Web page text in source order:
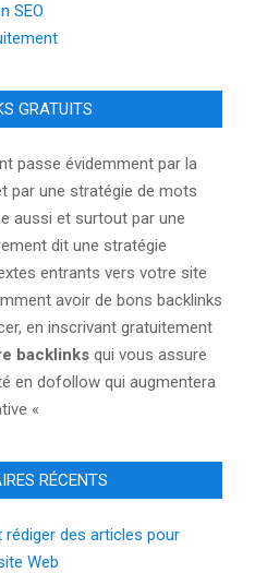
SEO
GRATUITS
passe évidemment par la
par une stratégie de mots
aussi et surtout par une
dit une stratégie
entrants vers votre site
avoir de bons backlinks
en inscrivant gratuitement
backlinks qui vous assure
en dofollow qui augmentera
«
RÉCENTS
rédiger des articles pour
Web